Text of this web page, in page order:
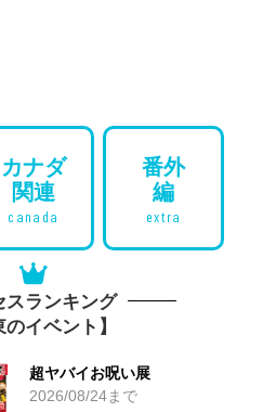
カナダ
関連
canada
番外
編
extra
スランキング
のイベント】
超ヤバイお呪い展
2026/08/24まで